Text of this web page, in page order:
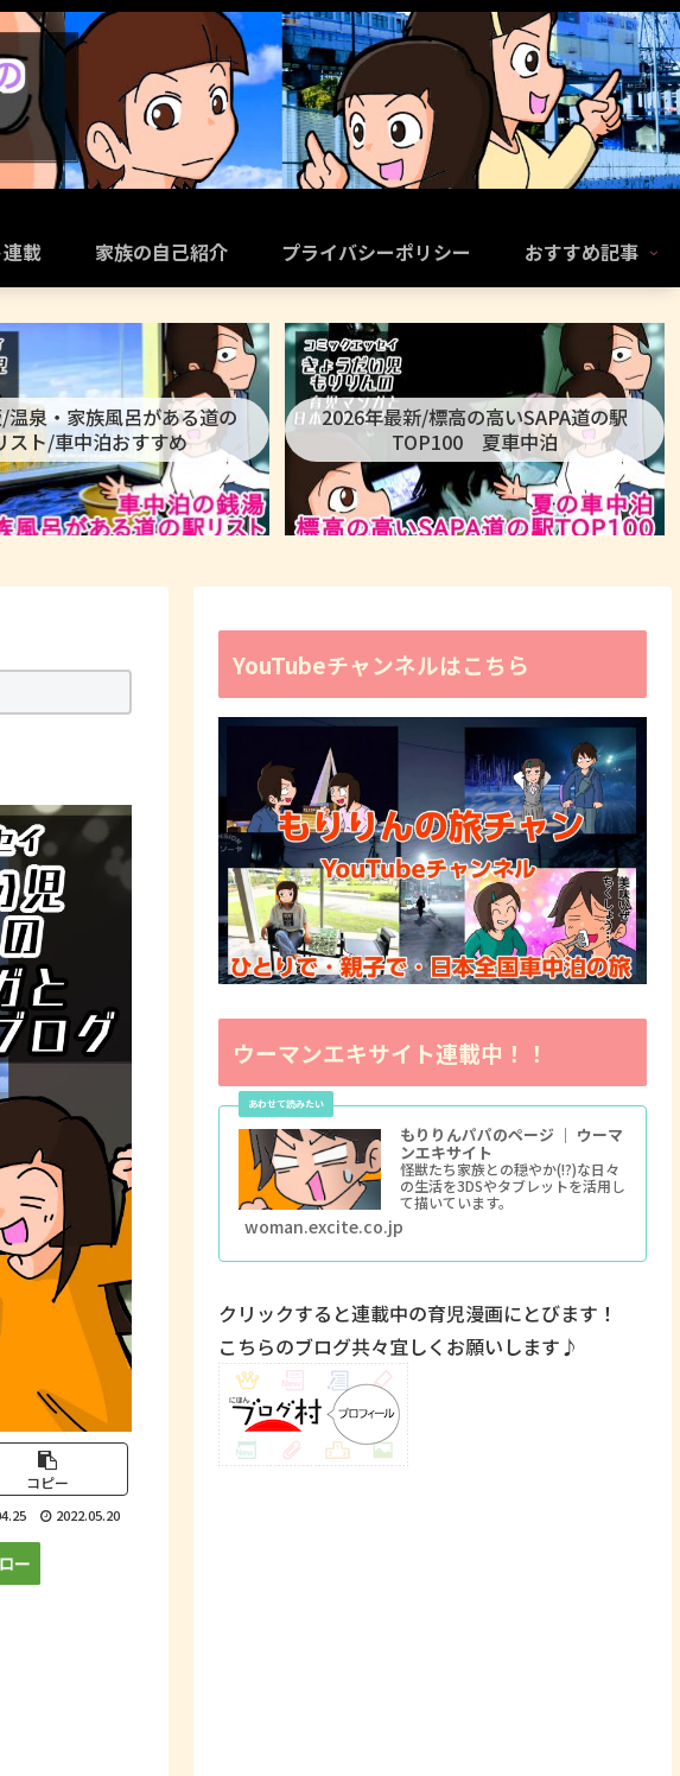
載 家族の自己紹介 プライバシーポリシー おすすめ記事
温泉・家族風呂がある道の
スト/車中泊おすすめ
2026年最新/標高の高いSAPA道の駅
TOP100 夏車中泊
コピー
2022.05.20
YouTubeチャンネルはこちら
ウーマンエキサイト連載中！！
もりりんパパのページ ｜ ウーマ
ンエキサイト
怪獣たち家族との穏やか(!?)な日々
の生活を3DSやタブレットを活用し
て描いています。
woman.excite.co.jp
クリックすると連載中の育児漫画にとびます！
こちらのブログ共々宜しくお願いします♪